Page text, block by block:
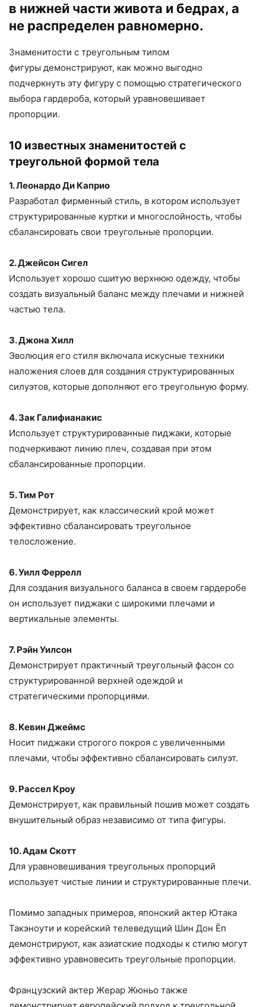
в нижней части живота и бедрах, а
не распределен равномерно.
Знаменитости с треугольным типом
фигуры демонстрируют, как можно выгодно
подчеркнуть эту фигуру с помощью стратегического
выбора гардероба, который уравновешивает
пропорции.
10 известных знаменитостей с
треугольной формой тела
1. Леонардо Ди Каприо
Разработал фирменный стиль, в котором использует
структурированные куртки и многослойность, чтобы
сбалансировать свои треугольные пропорции.
2. Джейсон Сигел
Использует хорошо сшитую верхнюю одежду, чтобы
создать визуальный баланс между плечами и нижней
частью тела.
3. Джона Хилл
Эволюция его стиля включала искусные техники
наложения слоев для создания структурированных
силуэтов, которые дополняют его треугольную форму.
4. Зак Галифианакис
Использует структурированные пиджаки, которые
подчеркивают линию плеч, создавая при этом
сбалансированные пропорции.
5. Тим Рот
Демонстрирует, как классический крой может
эффективно сбалансировать треугольное
телосложение.
6. Уилл Феррелл
Для создания визуального баланса в своем гардеробе
он использует пиджаки с широкими плечами и
вертикальные элементы.
7. Рэйн Уилсон
Демонстрирует практичный треугольный фасон со
структурированной верхней одеждой и
стратегическими пропорциями.
8. Кевин Джеймс
Носит пиджаки строгого покроя с увеличенными
плечами, чтобы эффективно сбалансировать силуэт.
9. Рассел Кроу
Демонстрирует, как правильный пошив может создать
внушительный образ независимо от типа фигуры.
10. Адам Скотт
Для уравновешивания треугольных пропорций
использует чистые линии и структурированные плечи.
Помимо западных примеров, японский актер Ютака
Такэноути и корейский телеведущий Шин Дон Ёп
демонстрируют, как азиатские подходы к стилю могут
эффективно уравновесить треугольные пропорции.
Французский актер Жерар Жюньо также